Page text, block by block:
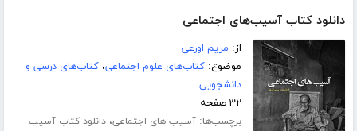
دانلود کتاب آسیب‌های اجتماعی
از: مریم اورعی
موضوع:کتاب‌های علوم اجتماعی،کتاب‌های درسی و
دانشجویی
۳۲ صفحه
برچسب‌ها:آسیب های اجتماعی،دانلود کتاب آسیب